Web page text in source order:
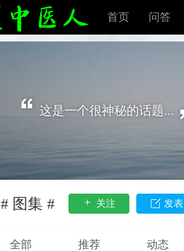
首页 问答
这是一个很神秘的话题...
# 图集 # 关注 发表
全部 推荐 动态